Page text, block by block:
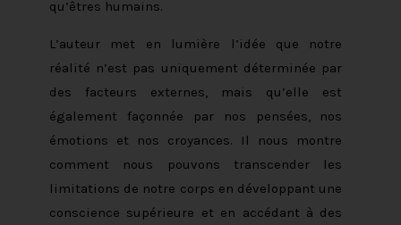
qu’êtres humains.
L’auteur met en lumière l’idée que notre
réalité n’est pas uniquement déterminée par
des facteurs externes, mais qu’elle est
également façonnée par nos pensées, nos
émotions et nos croyances. Il nous montre
comment nous pouvons transcender les
limitations de notre corps en développant une
conscience supérieure et en accédant à des